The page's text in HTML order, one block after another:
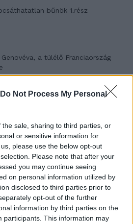
Do Not Process My Personal
sale, sharing to third parties, or
or sensitive information for
please use the below opt-out
Please note that after your
you may continue seeing
on personal information utilized by
disclosed to third parties prior to
opt-out of the further
information by third parties on the
participants. This information may
bűnök 1.rész
a túlélő Franciaország
rész
a fiatal lányokat 14. rész